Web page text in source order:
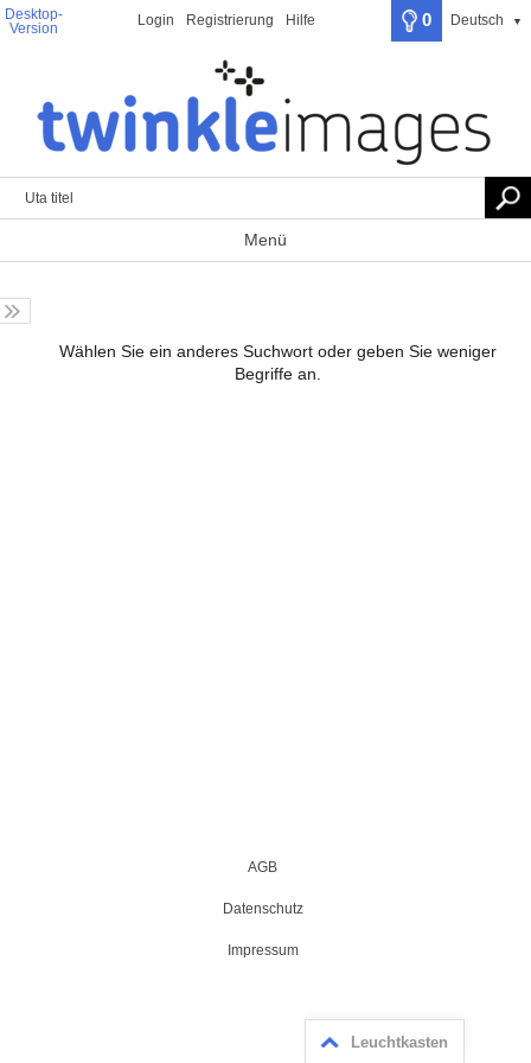
Desktop-
Version
Login Registrierung Hilfe 0 Deutsch ▼
Menü
Wählen Sie ein anderes Suchwort oder geben Sie weniger
Begriffe an.
AGB
Datenschutz
Impressum
Leuchtkasten